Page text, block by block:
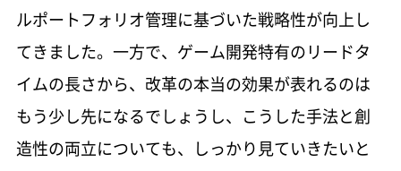
ルポートフォリオ管理に基づいた戦略性が向上し
てきました。一方で、ゲーム開発特有のリードタ
イムの長さから、改革の本当の効果が表れるのは
もう少し先になるでしょうし、こうした手法と創
造性の両立についても、しっかり見ていきたいと
人材戦略 820 KB
サステナビリティ 1.9 MB
コーポレートガバナンス 887 KB